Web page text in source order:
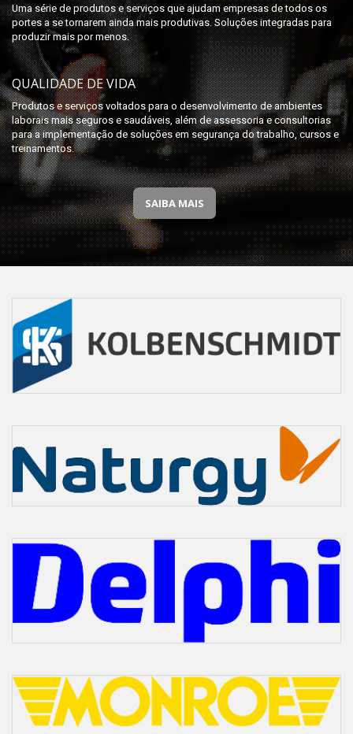
Uma série de produtos e serviços que ajudam empresas de todos os
portes a se tornarem ainda mais produtivas. Soluções integradas para
produzir mais por menos.
QUALIDADE DE VIDA
Produtos e serviços voltados para o desenvolvimento de ambientes
laborais mais seguros e saudáveis, além de assessoria e consultorias
para a implementação de soluções em segurança do trabalho, cursos e
treinamentos.
SAIBA MAIS